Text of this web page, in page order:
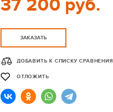
37 200 руб.
ЗАКАЗАТЬ
ДОБАВИТЬ К СПИСКУ СРАВНЕНИЯ
ОТЛОЖИТЬ